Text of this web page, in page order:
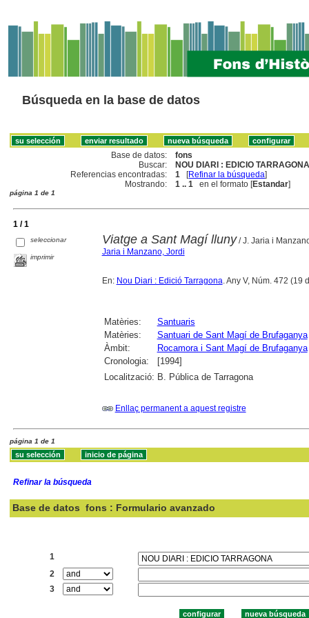
Búsqueda en la base de datos
Base de datos:
fons
Buscar:
NOU DIARI : EDICIO
Referencias encontradas:
1 [Refinar la búsqueda]
Mostrando:
1 .. 1 en el formato [Estandar]
página 1 de 1
1 / 1
seleccionar
imprimir
Viatge a Sant Magí lluny/ J. Jaria i
Jaria i Manzano, Jordi
En: Nou Diari : Edició Tarragona. Any V, Núm. 472 (19
Matèries:
Santuaris
Matèries:
Santuari de Sant Magí de Brufaganya
Àmbit:
Rocamora i Sant Magí de Brufaganya
Cronologia:
[1994]
Localització: B. Pública de Tarragona
Enllaç permanent a aquest registre
página 1 de 1
Refinar la búsqueda
Base de datos fons : Formulario avanzado
1
2
3